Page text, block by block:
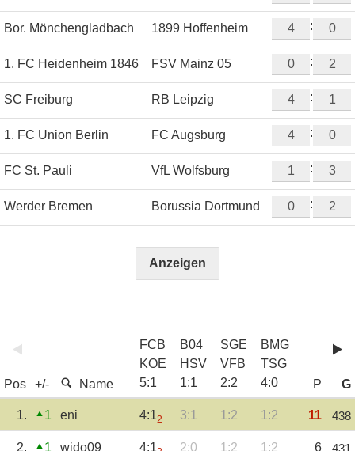
Bor. Mönchengladbach 1899 Hoffenheim :
1. FC Heidenheim 1846 FSV Mainz 05 :
SC Freiburg RB Leipzig :
1. FC Union Berlin FC Augsburg :
FC St. Pauli VfL Wolfsburg :
Werder Bremen Borussia Dortmund :
Anzeigen
Pos +/- Name
FCB
KOE
5:1
B04
HSV
1:1
SGE
VFB
2:2
BMG
TSG
4:0 P G
1. 1 eni 4:12 3:1 1:2 1:2 11 438
2. 1 wido09 4:1 2:0 1:2 1:2 6 431